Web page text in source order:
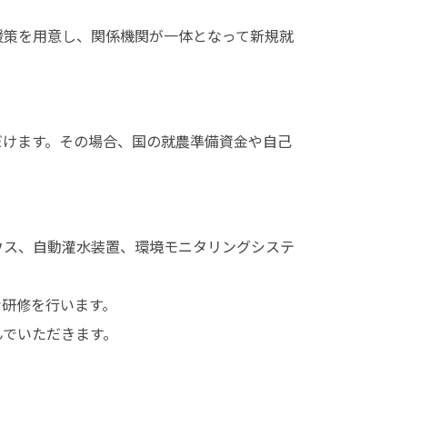
を用意し、関係機関が一体となって新規就
ます。その場合、国の就農準備資金や自己
、自動灌水装置、環境モニタリングシステ
修を行います。
いただきます。